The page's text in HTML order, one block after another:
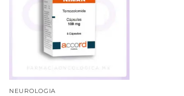
NEUROLOGIA